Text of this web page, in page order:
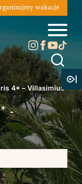
wakacje
4* – Villasimius
-